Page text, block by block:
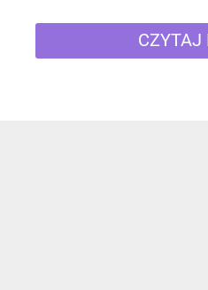
CZYTAJ